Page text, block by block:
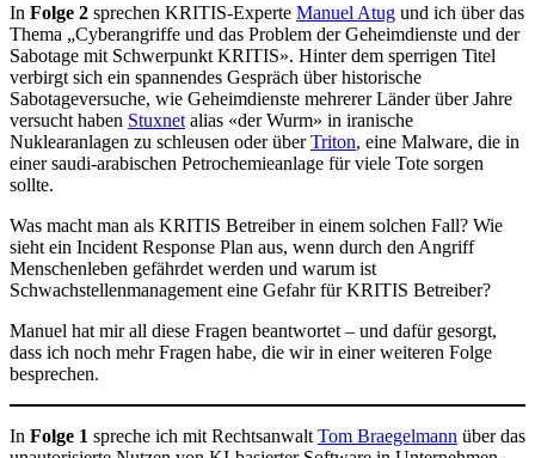
In Folge 2 sprechen KRITIS-Experte Manuel Atug und ich über das
Thema „Cyberangriffe und das Problem der Geheimdienste und der
Sabotage mit Schwerpunkt KRITIS». Hinter dem sperrigen Titel
verbirgt sich ein spannendes Gespräch über historische
Sabotageversuche, wie Geheimdienste mehrerer Länder über Jahre
versucht haben Stuxnet alias «der Wurm» in iranische
Nuklearanlagen zu schleusen oder überTriton, eine Malware, die in
einer saudi-arabischen Petrochemieanlage für viele Tote sorgen
sollte.
Was macht man als KRITIS Betreiber in einem solchen Fall? Wie
sieht ein Incident Response Plan aus, wenn durch den Angriff
Menschenleben gefährdet werden und warum ist
Schwachstellenmanagement eine Gefahr für KRITIS Betreiber?
Manuel hat mir all diese Fragen beantwortet – und dafür gesorgt,
dass ich noch mehr Fragen habe, die wir in einer weiteren Folge
besprechen.
In Folge 1 spreche ich mit Rechtsanwalt Tom Braegelmann über das